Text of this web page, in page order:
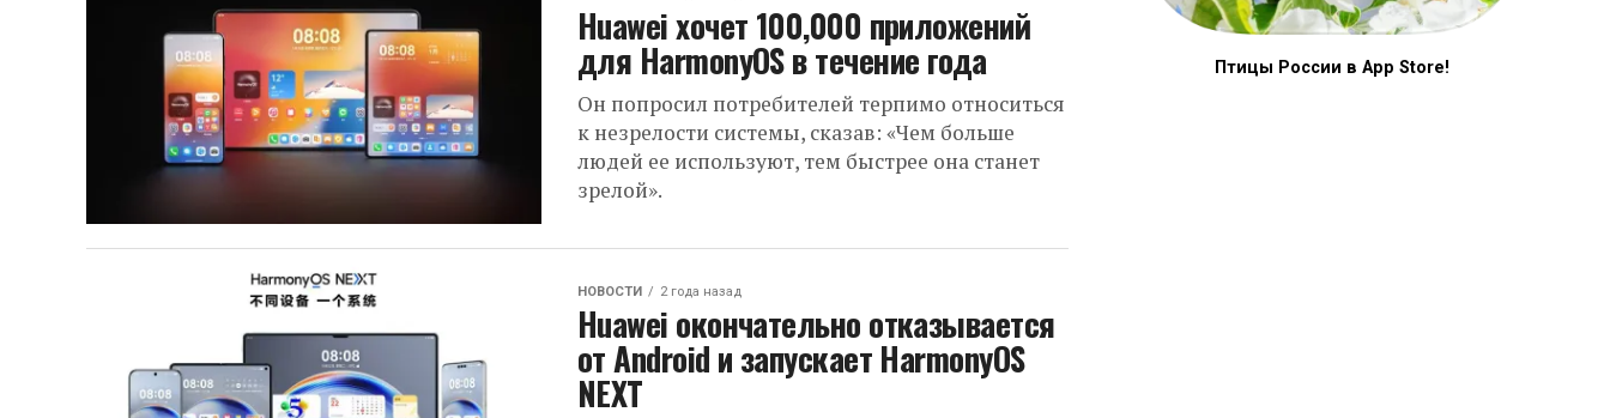
Huawei хочет 100,000 приложений
для HarmonyOS в течение года
Он попросил потребителей терпимо относиться
к незрелости системы, сказав: «Чем больше
людей ее используют, тем быстрее она станет
зрелой».
НОВОСТИ 2 года назад
Huawei окончательно отказывается
от Android и запускает HarmonyOS
NEXT
Птицы России в App Store!